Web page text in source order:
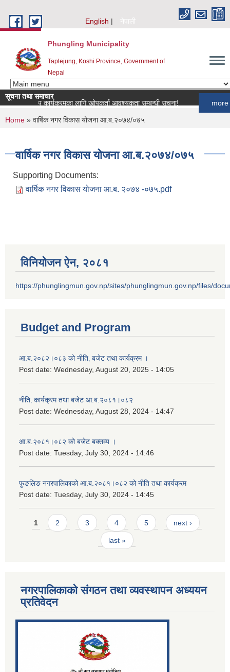
English
नेपाली
Phungling Municipality
Taplejung, Koshi Province, Government of
Nepal
सूचना तथा समाचार
खोप कार्यक्रमका लागि खोपकर्ता आवश्यकता सम्बन्धी सूचना!
You are here
Home » वार्षिक नगर विकास योजना आ.ब.२०७४/०७५
वार्षिक नगर विकास योजना आ.ब.२०७४/०७५
Supporting Documents:
वार्षिक नगर विकास योजना आ.ब. २०७४ -०७५.pdf
विनियोजन ऐन‚ २०८१
https://phunglingmun.gov.np/sites/phunglingmun.gov.np/files/
Budget and Program
आ.ब.२०८२।०८३ को नीति‚ बजेट तथा कार्यक्रम ।
Post date: Wednesday, August 20, 2025 - 14:05
नीति‚ कार्यक्रम तथा बजेट आ.ब.२०८१।०८२
Post date: Wednesday, August 28, 2024 - 14:47
आ.ब.२०८१।०८२ को बजेट बक्तव्य ।
Post date: Tuesday, July 30, 2024 - 14:46
फुङलिङ नगरपालिकाको आ.ब.२०८१।०८२ को नीति तथा कार्यक्रम
Post date: Tuesday, July 30, 2024 - 14:45
Pages
1 2 3 4 5 next ›
last »
नगरपालिकाको संगठन तथा व्यवस्थापन अध्ययन
प्रतिवेदन